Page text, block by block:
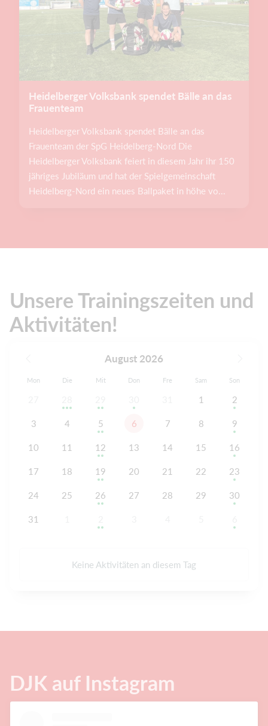
Heidelberger Volksbank spendet Bälle an das
Frauenteam
Heidelberger Volksbank spendet Bälle an das
Frauenteam der SpG Heidelberg-Nord Die
Heidelberger Volksbank feiert in diesem Jahr ihr 150
jähriges Jubiläum und hat der Spielgemeinschaft
Heidelberg-Nord ein neues Ballpaket in höhe vo...
Unsere Trainingszeiten und
Aktivitäten!
August 2026
Mon Die Mit Don Fre Sam Son
1 2
3 4 5 6 7 8 9
10 11 12 13 14 15 16
17 18 19 20 21 22 23
24 25 26 27 28 29 30
31
Keine Aktivitäten an diesem Tag
DJK auf Instagram